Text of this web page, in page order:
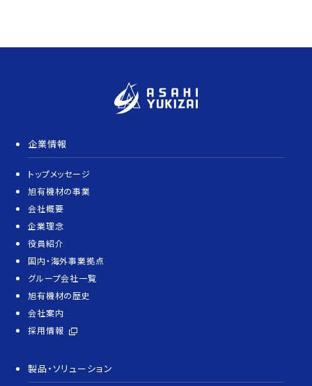
企業情報
トップメッセージ
旭有機材の事業
会社概要
企業理念
役員紹介
国内・海外事業拠点
グループ会社一覧
旭有機材の歴史
会社案内
採用情報
製品・ソリューション